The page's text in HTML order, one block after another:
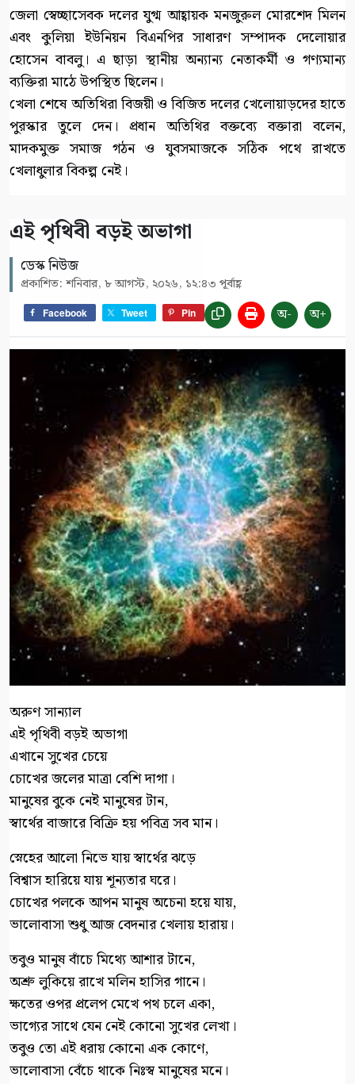
জেলা স্বেচ্ছাসেবক দলের যুগ্ম আহ্বায়ক মনজুরুল মোরশেদ মিলন
এবং কুলিয়া ইউনিয়ন বিএনপির সাধারণ সম্পাদক দেলোয়ার
হোসেন বাবলু। এ ছাড়া স্থানীয় অন্যান্য নেতাকর্মী ও গণ্যমান্য
ব্যক্তিরা মাঠে উপস্থিত ছিলেন।
খেলা শেষে অতিথিরা বিজয়ী ও বিজিত দলের খেলোয়াড়দের হাতে
পুরস্কার তুলে দেন। প্রধান অতিথির বক্তব্যে বক্তারা বলেন,
মাদকমুক্ত সমাজ গঠন ও যুবসমাজকে সঠিক পথে রাখতে
খেলাধুলার বিকল্প নেই।
এই পৃথিবী বড়ই অভাগা
ডেস্ক নিউজ
প্রকাশিত: শনিবার, ৮ আগস্ট, ২০২৬, ১২:৪৩ পূর্বাহ্ণ
Facebook Tweet Pin অ- অ+
অরুণ সান্যাল
এই পৃথিবী বড়ই অভাগা
এখানে সুখের চেয়ে
চোখের জলের মাত্রা বেশি দাগা।
মানুষের বুকে নেই মানুষের টান,
স্বার্থের বাজারে বিক্রি হয় পবিত্র সব মান।
স্নেহের আলো নিভে যায় স্বার্থের ঝড়ে
বিশ্বাস হারিয়ে যায় শূন্যতার ঘরে।
চোখের পলকে আপন মানুষ অচেনা হয়ে যায়,
ভালোবাসা শুধু আজ বেদনার খেলায় হারায়।
তবুও মানুষ বাঁচে মিথ্যে আশার টানে,
অশ্রু লুকিয়ে রাখে মলিন হাসির গানে।
ক্ষতের ওপর প্রলেপ মেখে পথ চলে একা,
ভাগ্যের সাথে যেন নেই কোনো সুখের লেখা।
তবুও তো এই ধরায় কোনো এক কোণে,
ভালোবাসা বেঁচে থাকে নিঃস্ব মানুষের মনে।